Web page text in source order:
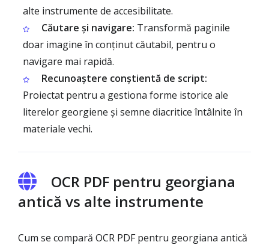
alte instrumente de accesibilitate.
Căutare și navigare: Transformă paginile
doar imagine în conținut căutabil, pentru o
navigare mai rapidă.
Recunoaștere conștientă de script:
Proiectat pentru a gestiona forme istorice ale
literelor georgiene și semne diacritice întâlnite în
materiale vechi.
OCR PDF pentru georgiana
antică vs alte instrumente
Cum se compară OCR PDF pentru georgiana antică